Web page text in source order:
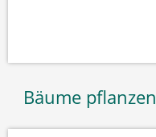
Bäume pflanzen